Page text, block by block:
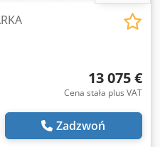
13 075 €
Cena stała plus VAT
Zadzwoń